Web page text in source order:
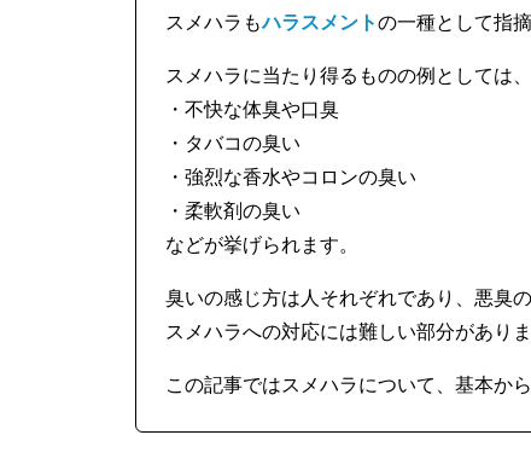
スメハラもハラスメントの一種として指
スメハラに当たり得るものの例としては、
・不快な体臭や口臭
・タバコの臭い
・強烈な香水やコロンの臭い
・柔軟剤の臭い
などが挙げられます。
臭いの感じ方は人それぞれであり、悪臭
スメハラへの対応には難しい部分がありま
この記事ではスメハラについて、基本か